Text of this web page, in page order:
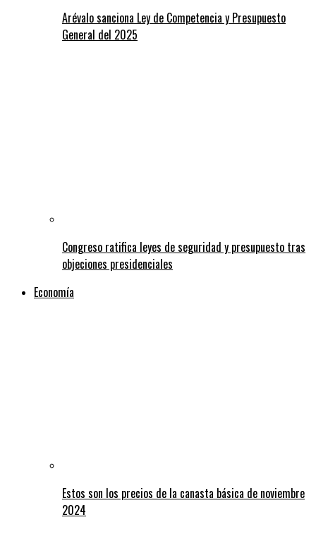
Arévalo sanciona Ley de Competencia y Presupuesto
General del 2025
Congreso ratifica leyes de seguridad y presupuesto tras
objeciones presidenciales
Economía
Estos son los precios de la canasta básica de noviembre
2024